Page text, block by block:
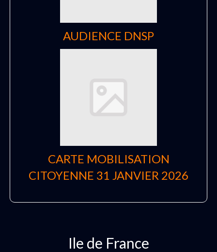
AUDIENCE DNSP
CARTE MOBILISATION
CITOYENNE 31 JANVIER 2026
Ile de France